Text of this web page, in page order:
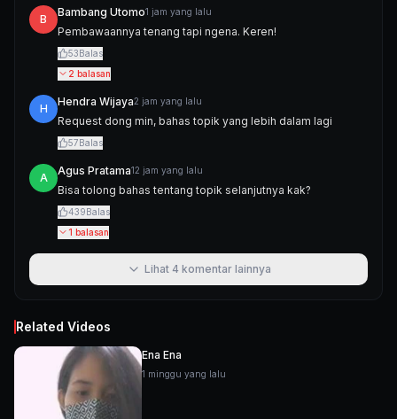
B
Bambang Utomo1 jam yang lalu
Pembawaannya tenang tapi ngena. Keren!
53Balas
2 balasan
H
Hendra Wijaya2 jam yang lalu
Request dong min, bahas topik yang lebih dalam lagi
57Balas
A
Agus Pratama12 jam yang lalu
Bisa tolong bahas tentang topik selanjutnya kak?
439Balas
1 balasan
Lihat 4komentar lainnya
Related Videos
Ena Ena
1 minggu yang lalu